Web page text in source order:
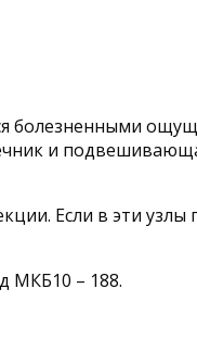
болезненными
и
Если в эти узлы
МКБ10 – 188.